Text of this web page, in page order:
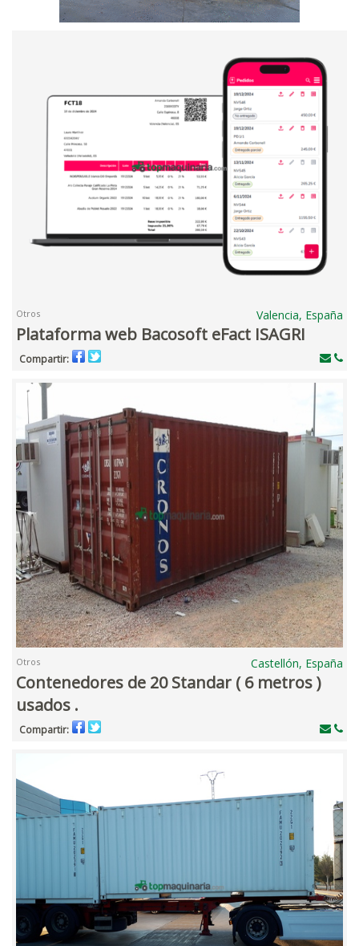
Otros Valencia, España
Plataforma web Bacosoft eFact ISAGRI
Compartir:
Otros Castellón, España
Contenedores de 20 Standar ( 6 metros )
usados .
Compartir: